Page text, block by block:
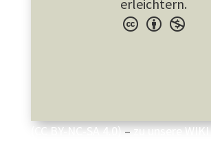
erleichtern.
(CC BY-NC-SA 4.0)–zu unsere